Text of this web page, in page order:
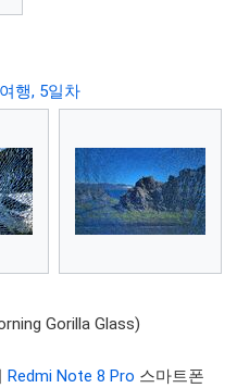
행, 5일차
Gorilla Glass)
Redmi Note 8 Pro 스마트폰